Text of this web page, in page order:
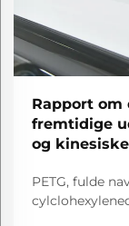
Rapport
fremtidige
og
PETG, fulde